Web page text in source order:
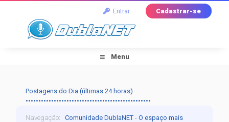
Entrar Cadastrar-se
Menu
Postagens do Dia (últimas 24 horas)
•••••••••••••••••••••••••••••••••••••••••••••••••
Navegação:Comunidade DublaNET - O espaço mais